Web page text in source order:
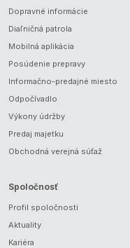
Dopravné informácie
Diaľničná patrola
Mobilná aplikácia
Posúdenie prepravy
Informačno-predajné miesto
Odpočívadlo
Výkony údržby
Predaj majetku
Obchodná verejná súťaž
Spoločnosť
Profil spoločnosti
Aktuality
Kariéra